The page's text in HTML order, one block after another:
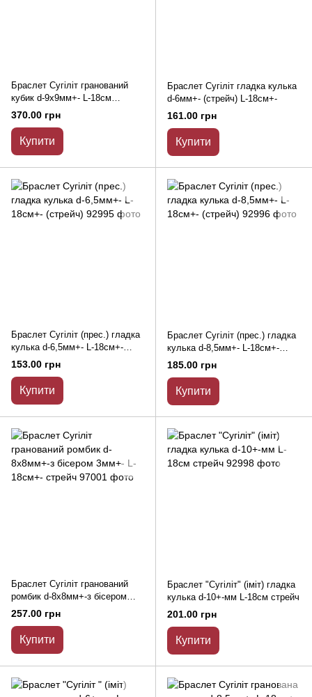
Браслет Сугіліт гранований
кубик d-9х9мм+- L-18см
(стрейч)
370.00 грн
Купити
Браслет Сугіліт гладка кулька
d-6мм+- (стрейч) L-18см+-
161.00 грн
Купити
Браслет Сугіліт (прес.) гладка
кулька d-6,5мм+- L-18см+-
(стрейч)
153.00 грн
Купити
Браслет Сугіліт (прес.) гладка
кулька d-8,5мм+- L-18см+-
(стрейч)
185.00 грн
Купити
Браслет Сугіліт гранований
ромбик d-8х8мм+-з бісером
3мм+- L-18см+- стрейч
257.00 грн
Купити
Браслет "Сугіліт" (іміт) гладка
кулька d-10+-мм L-18см стрейч
201.00 грн
Купити